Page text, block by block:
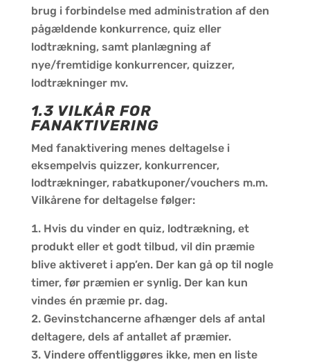
brug i forbindelse med administration af den
pågældende konkurrence, quiz eller
lodtrækning, samt planlægning af
nye/fremtidige konkurrencer, quizzer,
lodtrækninger mv.
1.3 VILKÅR FOR
FANAKTIVERING
Med fanaktivering menes deltagelse i
eksempelvis quizzer, konkurrencer,
lodtrækninger, rabatkuponer/vouchers m.m.
Vilkårene for deltagelse følger:
Hvis du vinder en quiz, lodtrækning, et
produkt eller et godt tilbud, vil din præmie
blive aktiveret i app’en. Der kan gå op til nogle
timer, før præmien er synlig. Der kan kun
vindes én præmie pr. dag.
Gevinstchancerne afhænger dels af antal
deltagere, dels af antallet af præmier.
Vindere offentliggøres ikke, men en liste